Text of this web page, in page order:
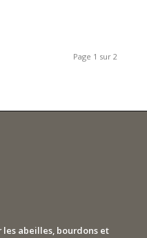
Page 1 sur 2
les abeilles, bourdons et